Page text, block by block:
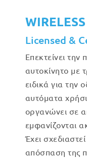
Licensed &
Επεκτείνει
αυτοκίνητο με
ειδικά για την
αυτόματα
οργανώνει σε
εμφανίζονται
Έχει
απόσπαση της